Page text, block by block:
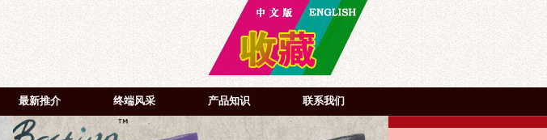
最新推介 终端风采 产品知识 联系我们